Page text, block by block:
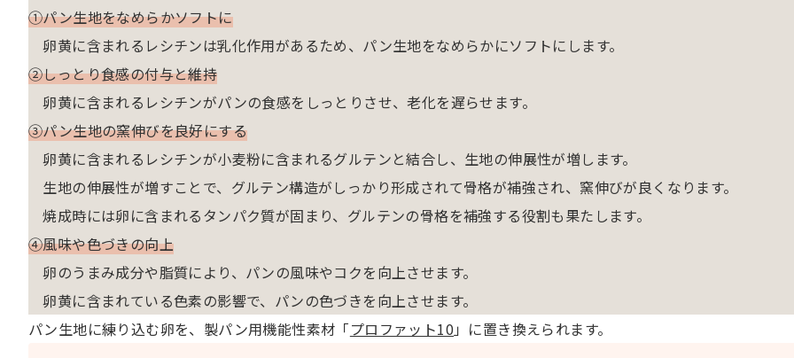
①パン生地をなめらかソフトに
卵黄に含まれるレシチンは乳化作用があるため、パン生地をなめらかにソフトにします。
➁しっとり食感の付与と維持
卵黄に含まれるレシチンがパンの食感をしっとりさせ、老化を遅らせます。
➂パン生地の窯伸びを良好にする
卵黄に含まれるレシチンが小麦粉に含まれるグルテンと結合し、生地の伸展性が増します。
生地の伸展性が増すことで、グルテン構造がしっかり形成されて骨格が補強され、窯伸びが良くなります。
焼成時には卵に含まれるタンパク質が固まり、グルテンの骨格を補強する役割も果たします。
④風味や色づきの向上
卵のうまみ成分や脂質により、パンの風味やコクを向上させます。
卵黄に含まれている色素の影響で、パンの色づきを向上させます。
パン生地に練り込む卵を、製パン用機能性素材「プロファット10 」に置き換えられます。